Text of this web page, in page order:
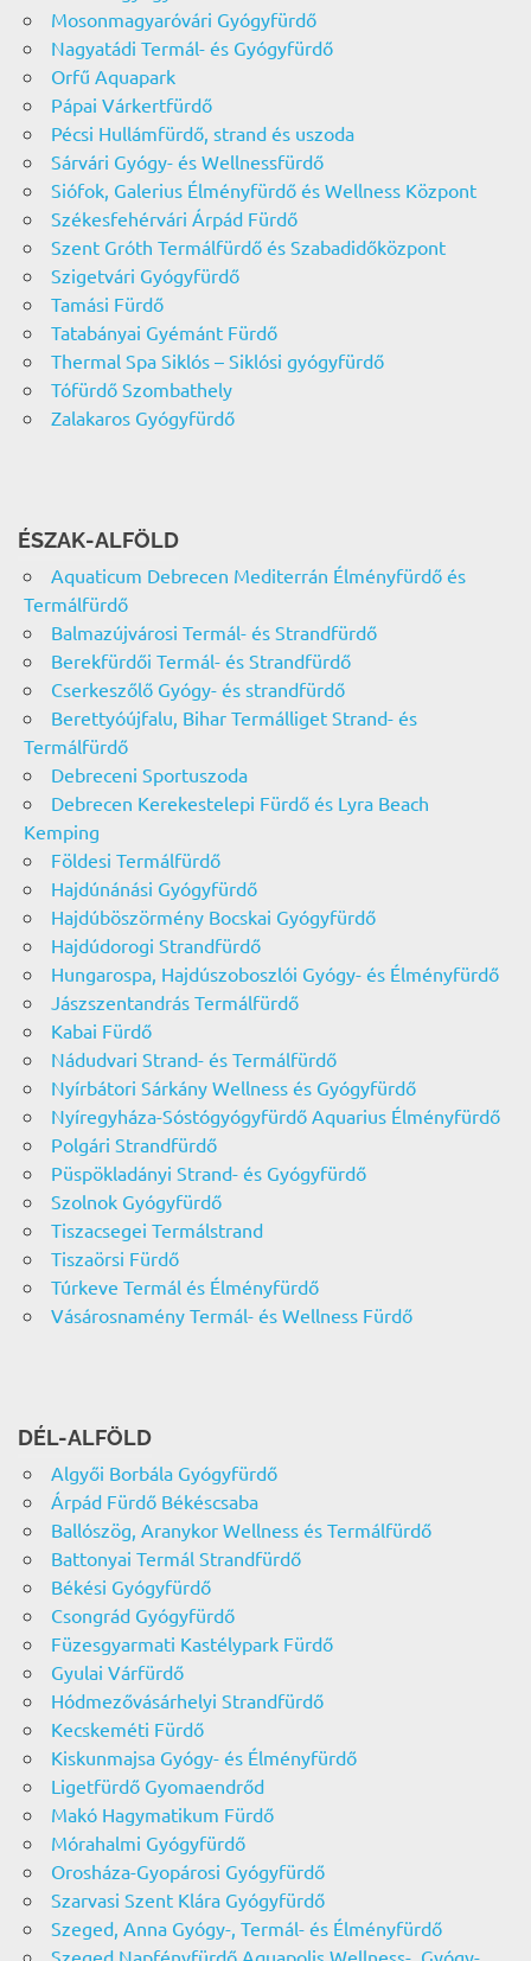
Mosonmagyaróvári Gyógyfürdő
Nagyatádi Termál- és Gyógyfürdő
Orfű Aquapark
Pápai Várkertfürdő
Pécsi Hullámfürdő, strand és uszoda
Sárvári Gyógy- és Wellnessfürdő
Siófok, Galerius Élményfürdő és Wellness Központ
Székesfehérvári Árpád Fürdő
Szent Gróth Termálfürdő és Szabadidőközpont
Szigetvári Gyógyfürdő
Tamási Fürdő
Tatabányai Gyémánt Fürdő
Thermal Spa Siklós – Siklósi gyógyfürdő
Tófürdő Szombathely
Zalakaros Gyógyfürdő
ÉSZAK-ALFÖLD
Aquaticum Debrecen Mediterrán Élményfürdő és
Termálfürdő
Balmazújvárosi Termál- és Strandfürdő
Berekfürdői Termál- és Strandfürdő
Cserkeszőlő Gyógy- és strandfürdő
Berettyóújfalu, Bihar Termálliget Strand- és
Termálfürdő
Debreceni Sportuszoda
Debrecen Kerekestelepi Fürdő és Lyra Beach
Kemping
Földesi Termálfürdő
Hajdúnánási Gyógyfürdő
Hajdúböszörmény Bocskai Gyógyfürdő
Hajdúdorogi Strandfürdő
Hungarospa, Hajdúszoboszlói Gyógy- és Élményfürdő
Jászszentandrás Termálfürdő
Kabai Fürdő
Nádudvari Strand- és Termálfürdő
Nyírbátori Sárkány Wellness és Gyógyfürdő
Nyíregyháza-Sóstógyógyfürdő Aquarius Élményfürdő
Polgári Strandfürdő
Püspökladányi Strand- és Gyógyfürdő
Szolnok Gyógyfürdő
Tiszacsegei Termálstrand
Tiszaörsi Fürdő
Túrkeve Termál és Élményfürdő
Vásárosnamény Termál- és Wellness Fürdő
DÉL-ALFÖLD
Algyői Borbála Gyógyfürdő
Árpád Fürdő Békéscsaba
Ballószög, Aranykor Wellness és Termálfürdő
Battonyai Termál Strandfürdő
Békési Gyógyfürdő
Csongrád Gyógyfürdő
Füzesgyarmati Kastélypark Fürdő
Gyulai Várfürdő
Hódmezővásárhelyi Strandfürdő
Kecskeméti Fürdő
Kiskunmajsa Gyógy- és Élményfürdő
Ligetfürdő Gyomaendrőd
Makó Hagymatikum Fürdő
Mórahalmi Gyógyfürdő
Orosháza-Gyopárosi Gyógyfürdő
Szarvasi Szent Klára Gyógyfürdő
Szeged, Anna Gyógy-, Termál- és Élményfürdő
Szeged Napfényfürdő Aquapolis Wellness-, Gyógy-,